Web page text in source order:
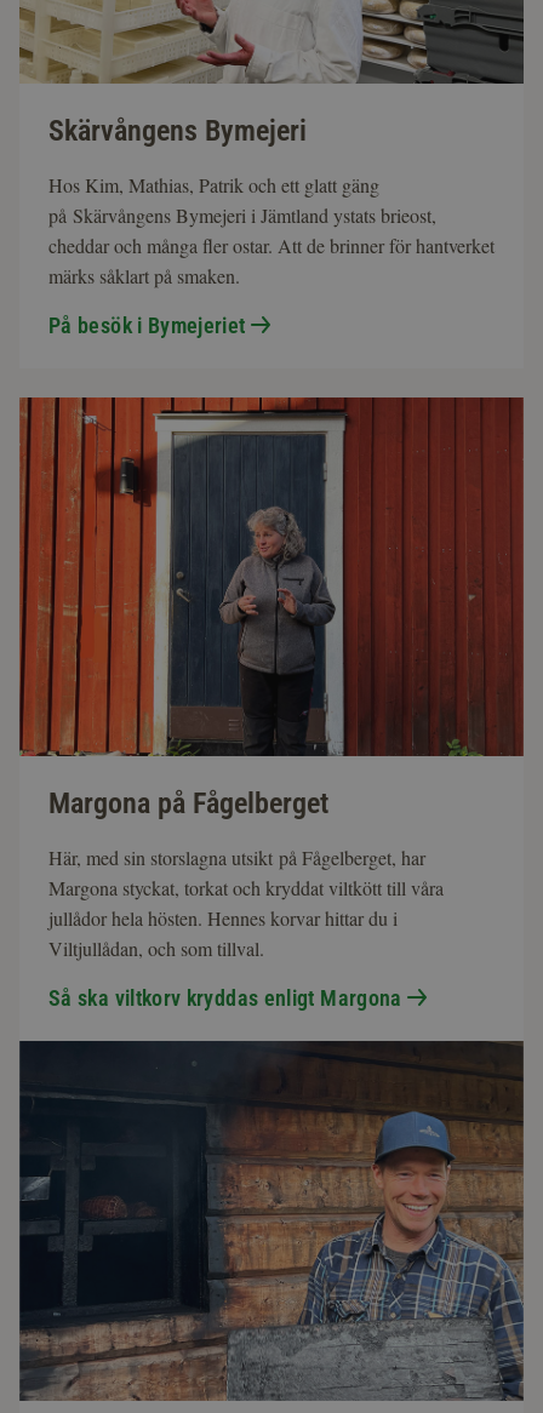
Skärvångens Bymejeri
Hos Kim, Mathias, Patrik och ett glatt gäng
på Skärvångens Bymejeri i Jämtland ystats brieost,
cheddar och många fler ostar. Att de brinner för hantverket
märks såklart på smaken.
På besök i Bymejeriet
Margona på Fågelberget
Här, med sin storslagna utsikt på Fågelberget, har
Margona styckat, torkat och kryddat viltkött till våra
jullådor hela hösten. Hennes korvar hittar du i
Viltjullådan, och som tillval.
Så ska viltkorv kryddas enligt Margona